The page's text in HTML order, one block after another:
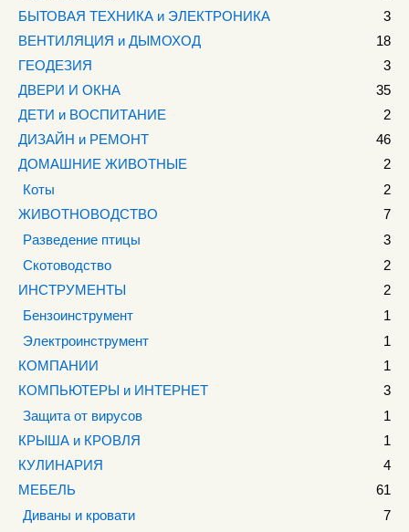
БЫТОВАЯ ТЕХНИКА и ЭЛЕКТРОНИКА
3
ВЕНТИЛЯЦИЯ и ДЫМОХОД
18
ГЕОДЕЗИЯ
3
ДВЕРИ И ОКНА
35
ДЕТИ и ВОСПИТАНИЕ
2
ДИЗАЙН и РЕМОНТ
46
ДОМАШНИЕ ЖИВОТНЫЕ
2
Коты
2
ЖИВОТНОВОДСТВО
7
Разведение птицы
3
Скотоводство
2
ИНСТРУМЕНТЫ
2
Бензоинструмент
1
Электроинструмент
1
КОМПАНИИ
1
КОМПЬЮТЕРЫ и ИНТЕРНЕТ
3
Защита от вирусов
1
КРЫША и КРОВЛЯ
1
КУЛИНАРИЯ
4
МЕБЕЛЬ
61
Диваны и кровати
7